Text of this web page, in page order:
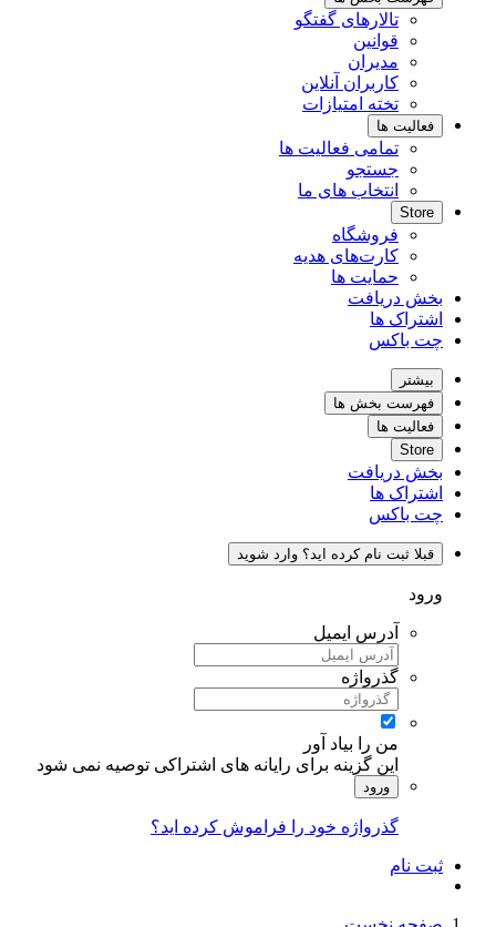
تالارهای گفتگو
قوانین
مدیران
کاربران آنلاین
تخته امتیازات
فعالیت ها
تمامی فعالیت ها
جستجو
انتخاب های ما
Store
فروشگاه
کارت‌های هدیه
حمایت ها
بخش دریافت
اشتراک ها
چت باکس
بیشتر
فهرست بخش ها
فعالیت ها
Store
بخش دریافت
اشتراک ها
چت باکس
قبلا ثبت نام کرده اید؟ وارد شوید
ورود
آدرس ایمیل
گذرواژه
من را بیاد آور
این گزینه برای رایانه های اشتراکی توصیه نمی شود
ورود
گذرواژه خود را فراموش کرده اید؟
ثبت نام